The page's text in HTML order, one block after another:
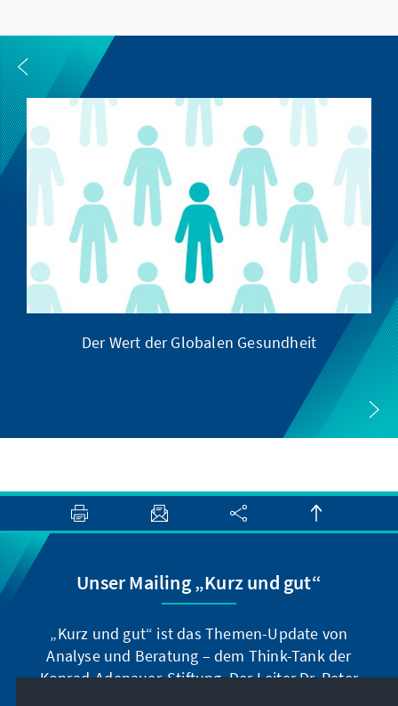
Der Wert der Globalen Gesundheit
Unser Mailing „Kurz und gut“
„Kurz und gut“ ist das Themen-Update von
Analyse und Beratung – dem Think-Tank der
Konrad-Adenauer-Stiftung. Der Leiter Dr. Peter